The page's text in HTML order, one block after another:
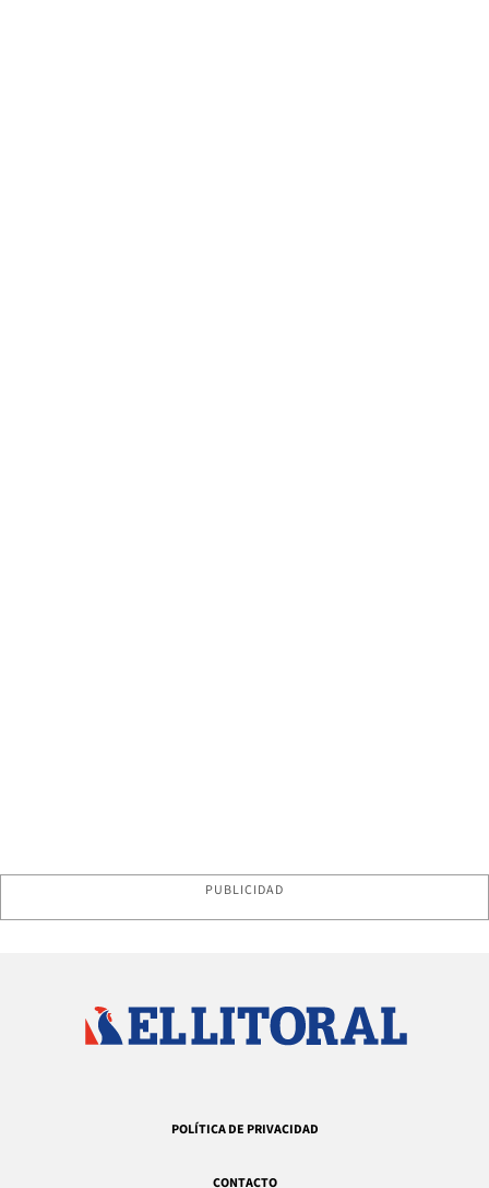
PUBLICIDAD
POLÍTICA DE PRIVACIDAD
CONTACTO